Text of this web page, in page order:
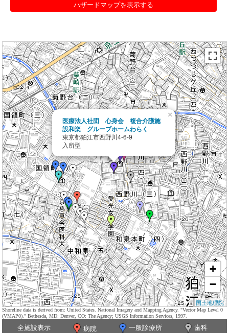
ハザードマップを表示する
医療法人社団 心身会 複合介護施
設和楽 グループホームわらく
東京都狛江市西野川4-6-9
入所型
×
+
−
国土地理院
Shoreline data is derived from: United States. National Imagery and Mapping Agency. "Vector Map Level 0
(VMAP0)." Bethesda, MD: Denver, CO: The Agency; USGS Information Services, 1997.
全施設表示 病院 一般診療所
歯科